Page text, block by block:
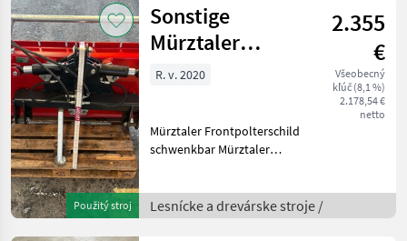
1.25t Fahrzeugbr
Použitý stroj
Sonstige
Mürztaler
RS220H
2.355
€
Všeobecný
kľúč (8,1 %)
2.178,54 €
netto
R. v. 2020
Mürztaler Frontpolterschild
schwenkbar Mürztaler
an die Fronthydraulik zum
Poltern von Rundholz, für
Lesnícke a drevárske stroje /